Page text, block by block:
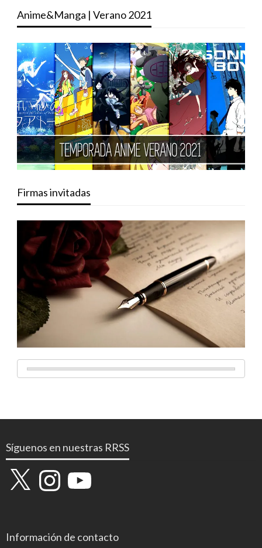
Anime&Manga | Verano 2021
Firmas invitadas
Síguenos en nuestras RRSS
X InstagramYouTube
Información de contacto